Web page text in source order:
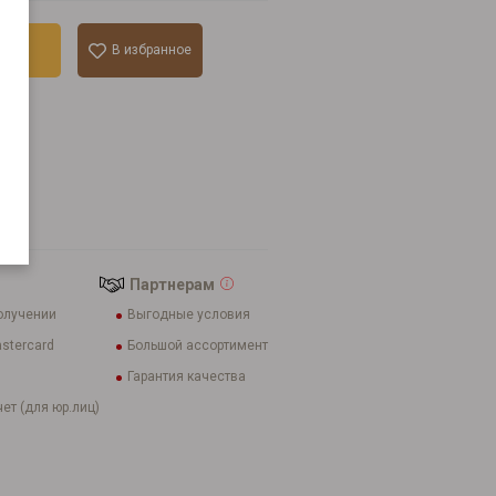
В избранное
(для юр.лиц)
Партнерам
Выгодные условия
Большой ассортимент
Гарантия качества